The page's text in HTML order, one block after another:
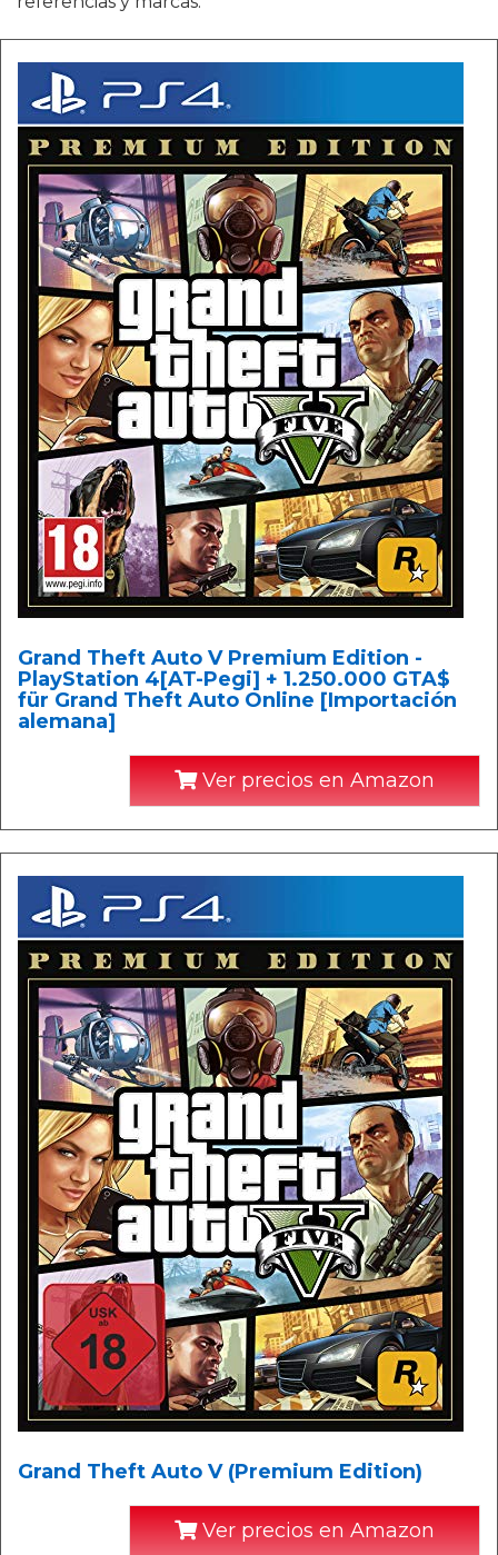
Grand Theft Auto V Premium Edition -
PlayStation 4[AT-Pegi] + 1.250.000 GTA$
für Grand Theft Auto Online [Importación
alemana]
Ver precios en Amazon
Grand Theft Auto V (Premium Edition)
Ver precios en Amazon